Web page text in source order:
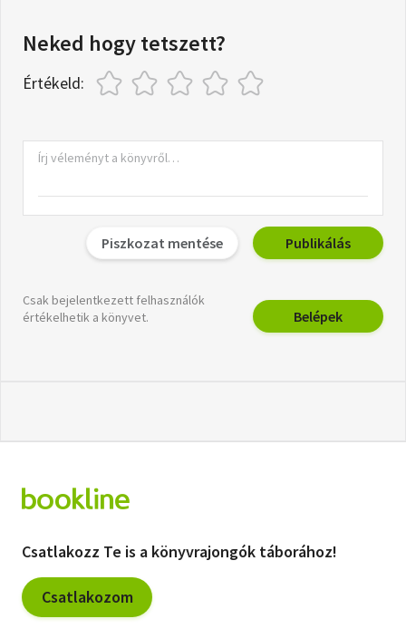
Neked hogy tetszett?
Értékeld:
Piszkozat mentése Publikálás
Csak bejelentkezett felhasználók
értékelhetik a könyvet.
Belépek
Csatlakozz Te is a könyvrajongók táborához!
Csatlakozom